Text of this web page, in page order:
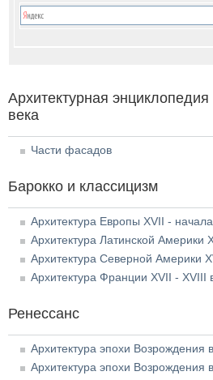
Архитектурная
века
Части фасадов
Барокко и классицизм
Архитектура Европы XVII -
Архитектура Латинской Америки
Архитектура Северной Америки
Архитектура Франции XVII - XVIII
Ренессанс
Архитектура эпохи Возрождения
Архитектура эпохи Возрождения